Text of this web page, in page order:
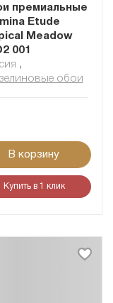
премиальные
Etude
Meadow
001
,
обои
В корзину
Купить в 1 клик